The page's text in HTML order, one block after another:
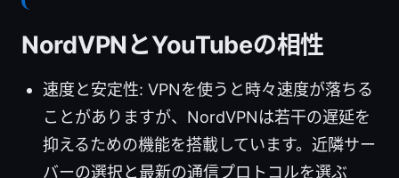
NordVPNとYouTubeの相性
速度と安定性: VPNを使うと時々速度が落ちる
ことがありますが、NordVPNは若干の遅延を
抑えるための機能を搭載しています。近隣サー
バーの選択と最新の通信プロトコルを選ぶ